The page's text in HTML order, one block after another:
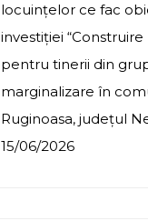
locuințelor ce fac
investiției
pentru tinerii din
marginalizare în
Ruginoasa, județul
15/06/2026